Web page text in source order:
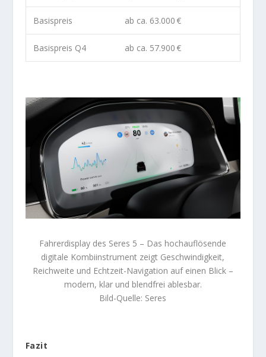
Basispreis ab ca. 63.000 €
Basispreis Q4 ab ca. 57.900 €
Fahrerdisplay des Seres 5 – Das hochauflösende
digitale Kombiinstrument zeigt Geschwindigkeit,
Reichweite und Echtzeit-Navigation auf einen Blick –
modern, klar und blendfrei ablesbar.
Bild-Quelle: Seres
Fazit